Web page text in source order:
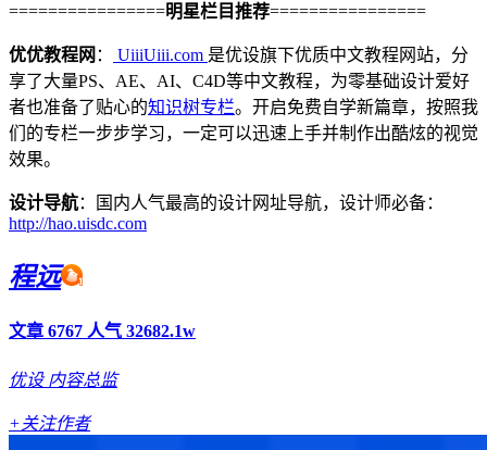
================明星栏目推荐================
优优教程网 ： UiiiUiii.com 是优设旗下优质中文教程网站，分
享了大量PS、AE、AI、C4D等中文教程，为零基础设计爱好
者也准备了贴心的知识树专栏。开启免费自学新篇章，按照我
们的专栏一步步学习，一定可以迅速上手并制作出酷炫的视觉
效果。
设计导航：国内人气最高的设计网址导航，设计师必备：
http://hao.uisdc.com
程远
文章 6767 人气 32682.1w
优设 内容总监
+关注作者